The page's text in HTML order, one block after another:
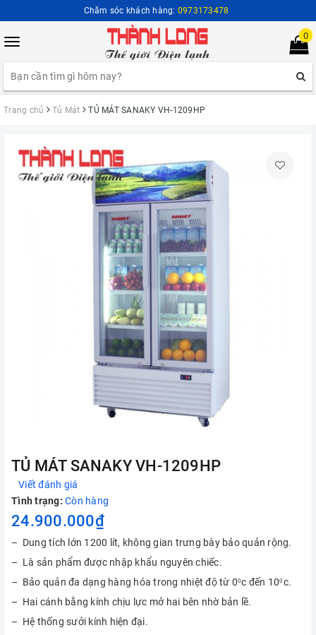
Chăm sóc khách hàng: 0973173478
Toggle
0
Trang chủ Tủ Mát TỦ MÁT SANAKY VH-1209HP
TỦ MÁT SANAKY VH-1209HP
Viết đánh giá
Tình trạng: Còn hàng
24.900.000₫
– Dung tích lớn 1200 lít, không gian trưng bày bảo quản rộng.
– Là sản phẩm được nhập khẩu nguyên chiếc.
– Bảo quản đa dạng hàng hóa trong nhiệt độ từ 00c đến 100 c.
– Hai cánh bằng kính chịu lực mở hai bên nhờ bản lề.
– Hệ thống sưởi kính hiện đại.